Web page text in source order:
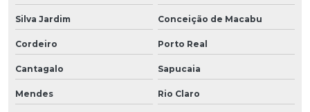
Silva Jardim Conceição de Macabu
Cordeiro Porto Real
Cantagalo Sapucaia
Mendes Rio Claro